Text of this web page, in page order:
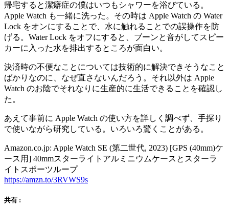
帰宅すると潔癖症の僕はいつもシャワーを浴びている。
Apple Watch も一緒に洗った。その時は Apple Watch の Water
Lock をオンにすることで、水に触れることでの誤操作を防
げる。Water Lock をオフにすると、ブーンと音がしてスピー
カーに入った水を排出するところが面白い。
決済時の不便なことについては技術的に解決できそうなこと
ばかりなのに、なぜ直さないんだろう。それ以外は Apple
Watch のお陰でそれなりに生産的に生活できることを確認し
た。
あえて事前に Apple Watch の使い方を詳しく調べず、手探り
で使いながら研究している。いろいろ驚くことがある。
Amazon.co.jp: Apple Watch SE (第二世代, 2023) [GPS (40mm)ケ
ース用] 40mmスターライトアルミニウムケースとスターラ
イトスポーツループ
https://amzn.to/3RVWS9s
共有 :